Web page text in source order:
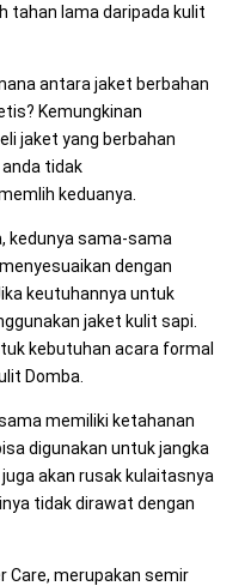
tahan lama daripada kulit
antara jaket berbahan
Kemungkinan
jaket yang berbahan
tidak
keduanya.
kedunya sama-sama
dengan
keutuhannya untuk
jaket kulit sapi.
kebutuhan acara formal
Domba.
memiliki ketahanan
digunakan untuk jangka
akan rusak kulaitasnya
tidak dirawat dengan
Care, merupakan semir